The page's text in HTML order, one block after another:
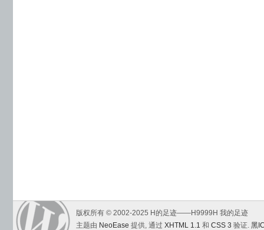
版权所有 © 2002-2025 H的足迹——H9999H 我的足迹
主题由 NeoEase 提供, 通过 XHTML 1.1 和 CSS 3 验证. 黑